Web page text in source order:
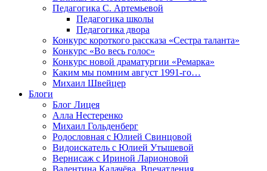
Педагогика С. Артемьевой
Педагогика школы
Педагогика двора
Конкурс короткого рассказа «Сестра таланта»
Конкурс «Во весь голос»
Конкурс новой драматургии «Ремарка»
Каким мы помним август 1991-го…
Михаил Швейцер
Блоги
Блог Лицея
Алла Нестеренко
Михаил Гольденберг
Родословная с Юлией Свинцовой
Видоискатель с Юлией Утышевой
Вернисаж с Ириной Ларионовой